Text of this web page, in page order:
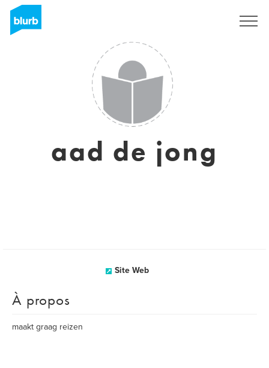
aad de jong
Site Web
À propos
maakt graag reizen